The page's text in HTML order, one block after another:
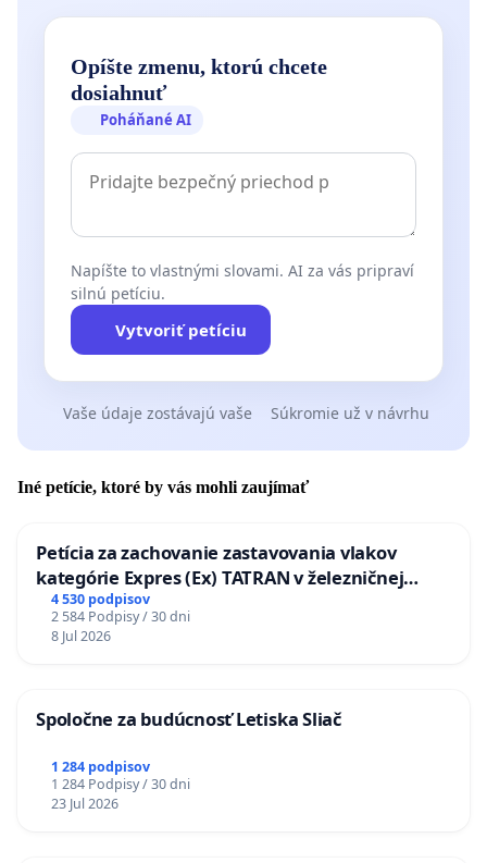
Opíšte zmenu, ktorú chcete
dosiahnuť
Poháňané AI
Napíšte to vlastnými slovami. AI za vás pripraví
silnú petíciu.
Vytvoriť petíciu
Vaše údaje zostávajú vaše Súkromie už v návrhu
Iné petície, ktoré by vás mohli zaujímať
Petícia za zachovanie zastavovania vlakov
kategórie Expres (Ex) TATRAN v železničnej
stanici Púchov
4 530 podpisov
2 584 Podpisy / 30 dni
8 Jul 2026
Spoločne za budúcnosť Letiska Sliač
1 284 podpisov
1 284 Podpisy / 30 dni
23 Jul 2026